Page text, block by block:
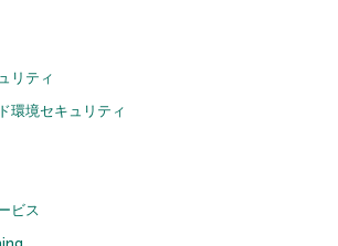
リティ
環境セキュリティ
ビス